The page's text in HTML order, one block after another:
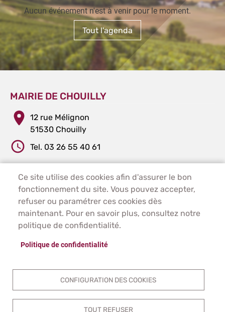
Aucun événement n'est à venir pour le moment.
Tout l'agenda
MAIRIE DE CHOUILLY
12 rue Mélignon
51530 Chouilly
Tel. 03 26 55 40 61
Ce site utilise des cookies afin d'assurer le bon
fonctionnement du site. Vous pouvez accepter,
refuser ou paramétrer ces cookies dès
maintenant. Pour en savoir plus, consultez notre
politique de confidentialité.
Politique de confidentialité
CONFIGURATION DES COOKIES
TOUT REFUSER
PIED DE PAGE - CHOUILLY
ACCUEIL
PLAN DU SITE
CONTACT
MENTIONS LÉGALES
ACCESSIBILITÉ